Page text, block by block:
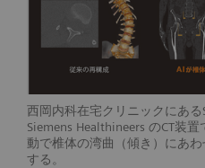
西岡内科在宅クリニックにある
Siemens Healthineers のCT装
動で椎体の湾曲（傾き）にあ
する。